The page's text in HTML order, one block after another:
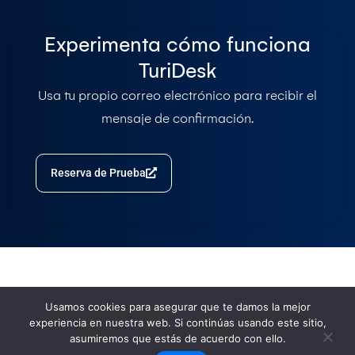
Experimenta cómo funciona
TuriDesk
Usa tu propio correo electrónico para recibir el
mensaje de confirmación.
Reserva de Prueba
TuriDesk
Creado para empresas
de turismo, operadores
Condiciones
Políticas de Privacidad
Usamos cookies para asegurar que te damos la mejor
experiencia en nuestra web. Si continúas usando este sitio,
asumiremos que estás de acuerdo con ello.